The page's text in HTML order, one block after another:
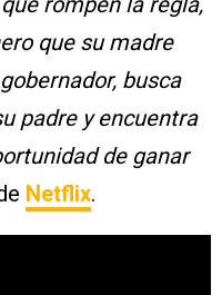
que su madre
busca
padre y encuentra
de ganar
Netflix.